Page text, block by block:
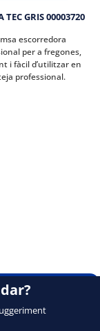
TEC GRIS 00003720
escorredora
per a fregones,
i fàcil d’utilitzar en
professional.